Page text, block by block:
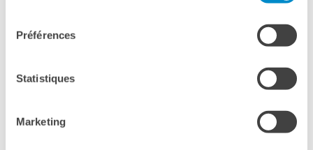
Préférences
Statistiques
Marketing